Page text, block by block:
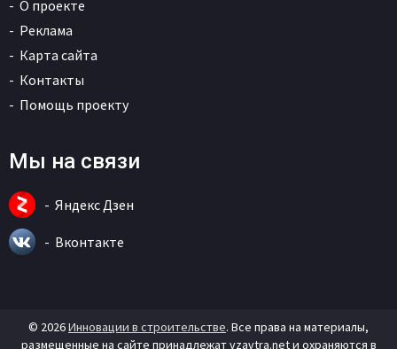
О проекте
Реклама
Карта сайта
Контакты
Помощь проекту
Мы на связи
Яндекс Дзен
Вконтакте
© 2026Инновации в строительстве. Все права на материалы,
размещенные на сайте принадлежат vzavtra.net и охраняются в